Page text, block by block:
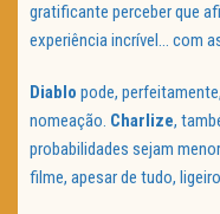
gratificante perceber que
experiência incrível… com
Diablo pode,
nomeação. Charlize,
probabilidades sejam
filme, apesar de tudo,